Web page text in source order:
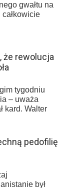
gwałtu na
że rewolucja
tygodniu
– uważa
kard. Walter
pedofilię
był